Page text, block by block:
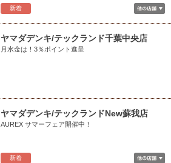
新着
ヤマダデンキ/テックランド千葉中央店
月水金は！3％ポイント進呈
新着
ヤマダデンキ/テックランドNew蘇我店
AUREX サマーフェア開催中！